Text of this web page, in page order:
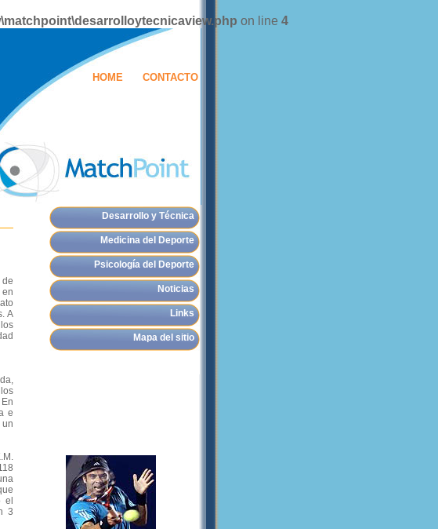
on line 4
CONTACTO
HOME
Desarrollo y Técnica
Medicina del Deporte
Psicología del Deporte
Noticias
Links
Mapa del sitio
A
e
el
3